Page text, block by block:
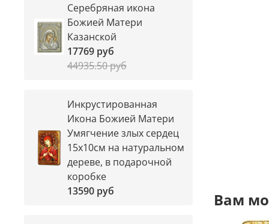
Вам
Серебряная икона
Божией Матери
Казанской
17769 руб
44935.50 руб
Инкрустированная
Икона Божией Матери
Умягчение злых сердец
15х10см на натуральном
дереве, в подарочной
коробке
13590 руб